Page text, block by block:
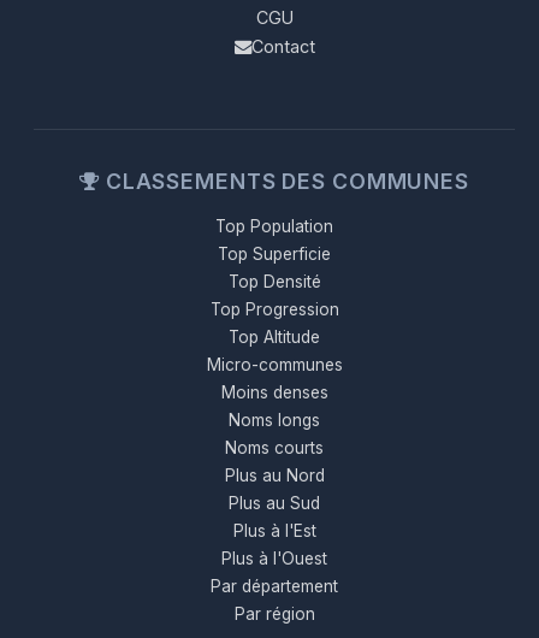
CGU
Contact
CLASSEMENTS DES COMMUNES
Top Population
Top Superficie
Top Densité
Top Progression
Top Altitude
Micro-communes
Moins denses
Noms longs
Noms courts
Plus au Nord
Plus au Sud
Plus à l'Est
Plus à l'Ouest
Par département
Par région